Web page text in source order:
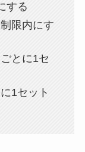
する
限内にす
とに1セ
1セット